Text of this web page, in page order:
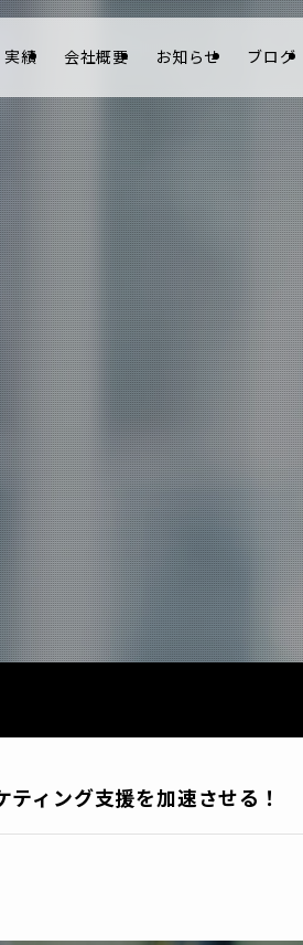
実績 会社概要 お知らせ ブログ
ィング支援を加速させる！